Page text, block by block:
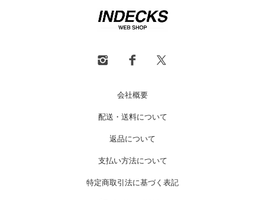
会社概要
配送・送料について
返品について
支払い方法について
特定商取引法に基づく表記